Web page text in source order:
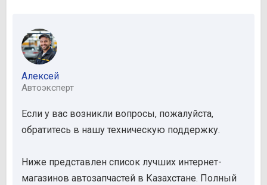
Алексей
Автоэксперт
Если у вас возникли вопросы, пожалуйста,
обратитесь в нашу техническую поддержку.
Ниже представлен список лучших интернет-
магазинов автозапчастей в Казахстане. Полный